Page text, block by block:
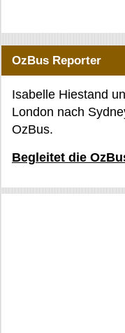
OzBus Reporter
Isabelle Hiestand
London nach
OzBus.
Begleitet die